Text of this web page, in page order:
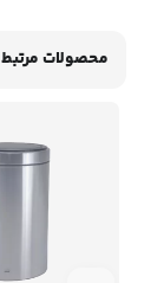
محصولات مرتبط